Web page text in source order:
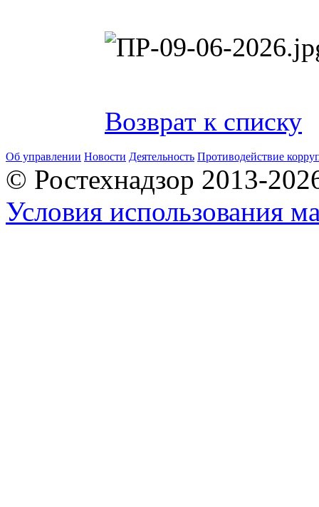
Возврат к списку
Об управлении Новости Деятельность Противодействие
© Ростехнадзор 2013-
Условия использования